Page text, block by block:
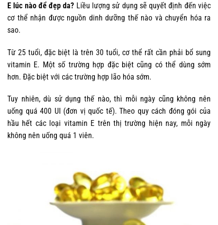
E lúc nào để đẹp da? Liều lượng sử dụng sẽ quyết định đến việc
cơ thể nhận được nguồn dinh dưỡng thế nào và chuyển hóa ra
sao.
Từ 25 tuổi, đặc biệt là trên 30 tuổi, cơ thể rất cần phải bổ sung
vitamin E. Một số trường hợp đặc biệt cũng có thể dùng sớm
hơn. Đặc biệt với các trường hợp lão hóa sớm.
Tuy nhiên, dù sử dụng thế nào, thì mỗi ngày cũng không nên
uống quá 400 UI (đơn vị quốc tế). Theo quy cách đóng gói của
hầu hết các loại vitamin E trên thị trường hiện nay, mỗi ngày
không nên uống quá 1 viên.